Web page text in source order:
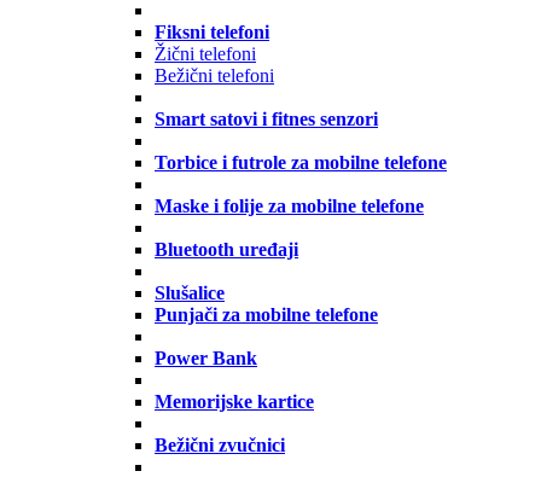
Fiksni telefoni
Žični telefoni
Bežični telefoni
Smart satovi i fitnes senzori
Torbice i futrole za mobilne telefone
Maske i folije za mobilne telefone
Bluetooth uređaji
Slušalice
Punjači za mobilne telefone
Power Bank
Memorijske kartice
Bežični zvučnici